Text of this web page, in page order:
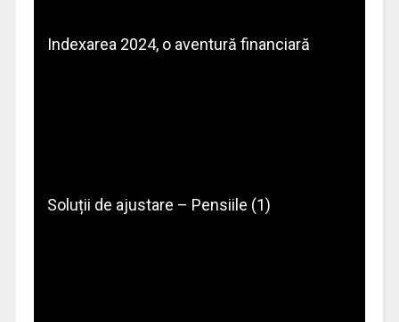
Indexarea 2024, o aventură financiară
Soluții de ajustare – Pensiile (1)